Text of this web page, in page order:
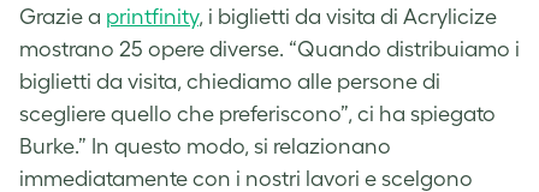
Grazie a printfinity, i biglietti da visita di Acrylicize
mostrano 25 opere diverse. “Quando distribuiamo i
biglietti da visita, chiediamo alle persone di
scegliere quello che preferiscono”, ci ha spiegato
Burke.” In questo modo, si relazionano
immediatamente con i nostri lavori e scelgono